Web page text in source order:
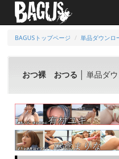
BAGUSトップページ 単品ダウンロ
おつ裸 おつる │ 単品ダ